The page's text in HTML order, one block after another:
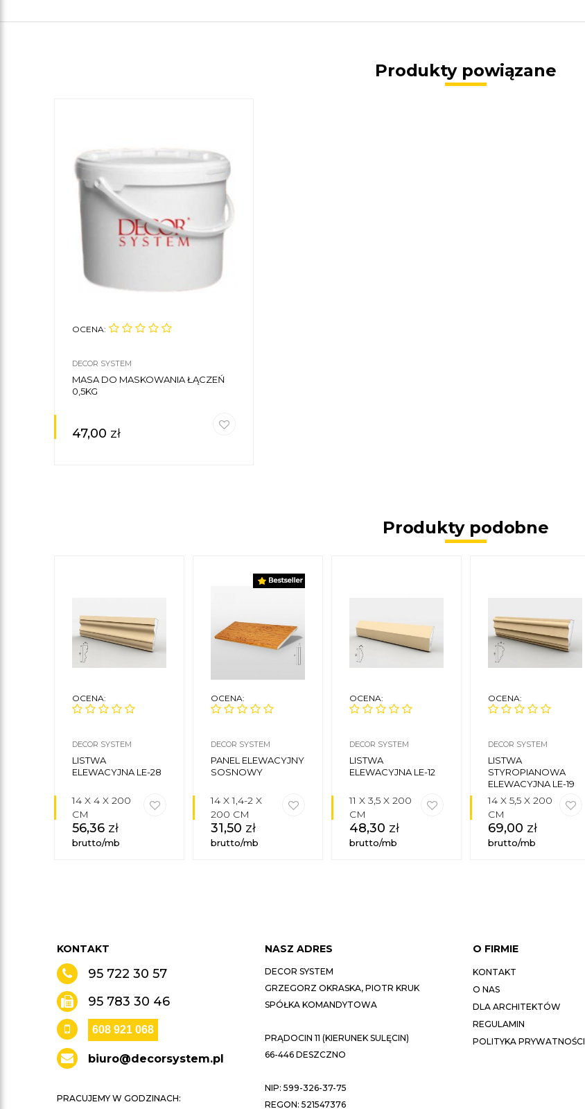
Produkty powiązane
OCENA:
DECOR SYSTEM
MASA DO MASKOWANIA ŁĄCZEŃ
0,5KG
47,00 zł
Produkty podobne
OCENA:
DECOR SYSTEM
LISTWA
ELEWACYJNA LE-28
14 X 4 X 200
CM
56,36 zł
brutto/mb
OCENA:
DECOR SYSTEM
PANEL ELEWACYJNY
SOSNOWY
14 X 1,4-2 X
200 CM
31,50 zł
brutto/mb
OCENA:
DECOR SYSTEM
LISTWA
ELEWACYJNA LE-12
11 X 3,5 X 200
CM
48,30 zł
brutto/mb
OCENA:
DECOR SYSTEM
LISTWA
STYROPIANOWA
ELEWACYJNA LE-19
14 X 5,5 X 200
CM
69,00 zł
brutto/mb
KONTAKT
95 722 30 57
95 783 30 46
608 921 068
biuro@decorsystem.pl
PRACUJEMY W GODZINACH:
NASZ ADRES
DECOR SYSTEM
GRZEGORZ OKRASKA, PIOTR KRUK
SPÓŁKA KOMANDYTOWA
PRĄDOCIN 11 (KIERUNEK SULĘCIN)
66-446 DESZCZNO
NIP: 599-326-37-75
REGON: 521547376
O FIRMIE
KONTAKT
O NAS
DLA ARCHITEKTÓW
REGULAMIN
POLITYKA PRYWATNOŚCI